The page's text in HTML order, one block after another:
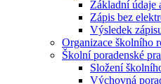
Základní údaje
Zápis bez
Výsledek
Organizace školního
Školní poradenské
Složení
Výchovná